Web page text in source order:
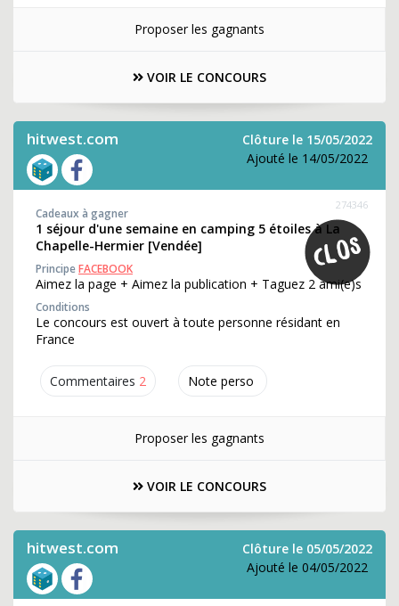
Proposer les gagnants
VOIR LE CONCOURS
hitwest.com
Clôture le 15/05/2022
Ajouté le 14/05/2022
Commentaires 2 Note perso
274346
Cadeaux à gagner
1 séjour d'une semaine en camping 5 étoiles à La
Chapelle-Hermier [Vendée]
PrincipeFACEBOOK
Aimez la page + Aimez la publication + Taguez 2 ami(e)s
Conditions
Le concours est ouvert à toute personne résidant en
France
Proposer les gagnants
VOIR LE CONCOURS
hitwest.com
Clôture le 05/05/2022
Ajouté le 04/05/2022